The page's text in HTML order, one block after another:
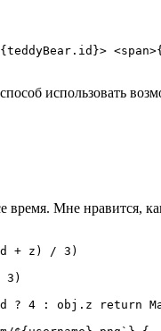
использовать
Мне нравится,
d + z) / 3)
3)
? 4 : obj.z return